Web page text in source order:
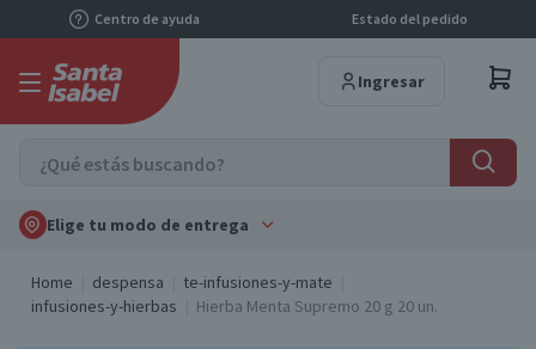
Centro de ayuda Estado del pedido
Ingresar
Elige tu modo de entrega
Home despensa
te-infusiones-y-mate
infusiones-y-hierbas
Hierba Menta Supremo 20 g 20 un.